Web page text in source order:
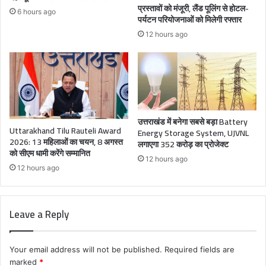
6 hours ago प्रस्तावों को मंजूरी, लैंड पूलिंग से होटल-
पर्यटन परियोजनाओं को मिलेगी रफ्तार
12 hours ago
Uttarakhand Tilu Rauteli Award
2026: 13 महिलाओं का चयन, 8 अगस्त
को सीएम धामी करेंगे सम्मानित
12 hours ago
उत्तराखंड में बनेगा सबसे बड़ा Battery
Energy Storage System, UJVNL
लगाएगा 352 करोड़ का प्रोजेक्ट
12 hours ago
Leave a Reply
Your email address will not be published. Required fields are
marked *